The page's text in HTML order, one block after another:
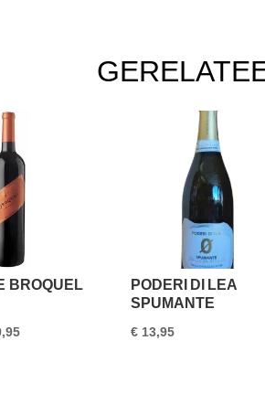
BROQUEL
Huidige
PODERI DI LEA
SPUMANTE
€ 13,95